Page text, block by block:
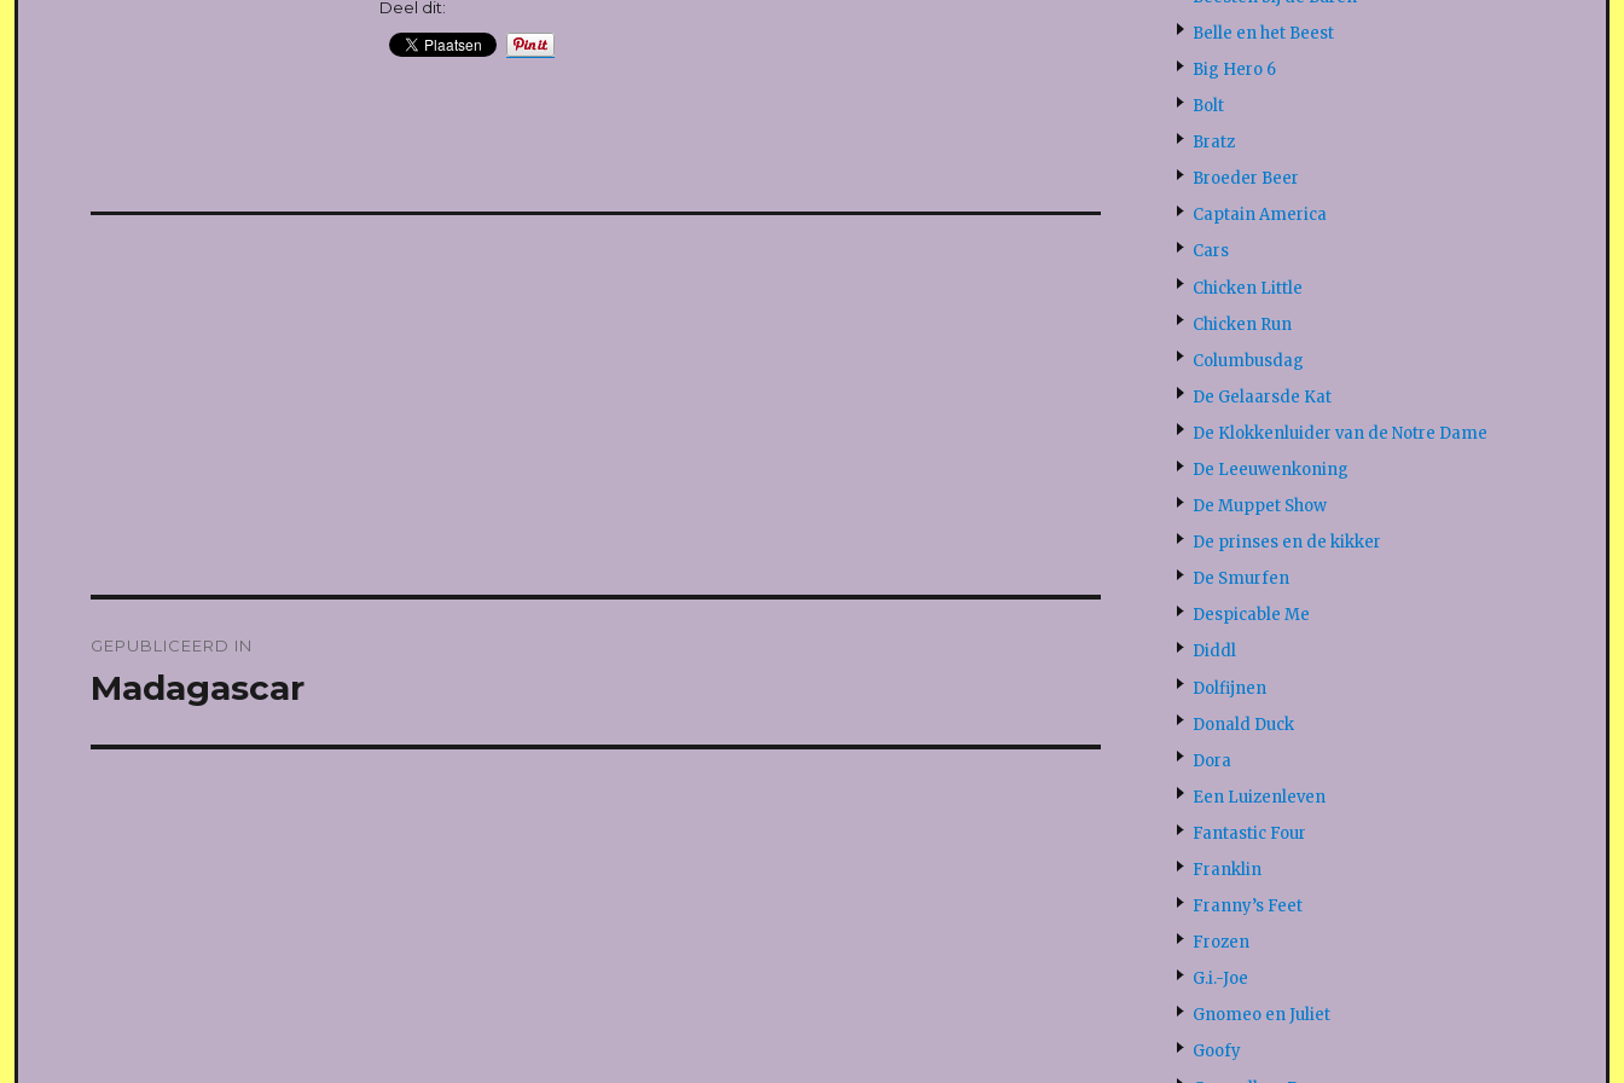
Deel dit:
navigatie
GEPUBLICEERD IN
Madagascar
Belle en het Beest
Big Hero 6
Bolt
Bratz
Broeder Beer
Captain America
Cars
Chicken Little
Chicken Run
Columbusdag
De Gelaarsde Kat
De Klokkenluider van de Notre Dame
De Leeuwenkoning
De Muppet Show
De prinses en de kikker
De Smurfen
Despicable Me
Diddl
Dolfijnen
Donald Duck
Dora
Een Luizenleven
Fantastic Four
Franklin
Franny’s Feet
Frozen
G.i.-Joe
Gnomeo en Juliet
Goofy